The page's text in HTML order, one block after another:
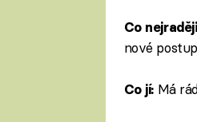
Co
nové
Co jí:Má